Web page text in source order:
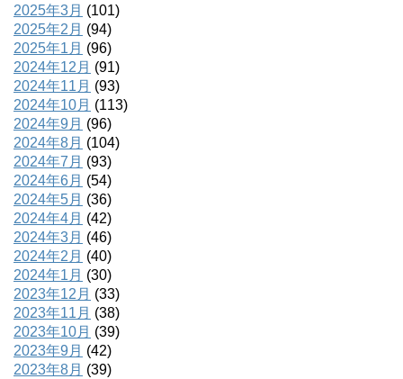
2025年3月 (101)
2025年2月 (94)
2025年1月 (96)
2024年12月 (91)
2024年11月 (93)
2024年10月 (113)
2024年9月 (96)
2024年8月 (104)
2024年7月 (93)
2024年6月 (54)
2024年5月 (36)
2024年4月 (42)
2024年3月 (46)
2024年2月 (40)
2024年1月 (30)
2023年12月 (33)
2023年11月 (38)
2023年10月 (39)
2023年9月 (42)
2023年8月 (39)